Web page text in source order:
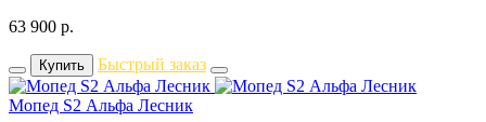
63 900 р.
Купить Быстрый заказ
Мопед S2 Альфа Лесник